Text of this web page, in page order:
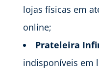
lojas físicas em
online;
Prateleira
indisponíveis em